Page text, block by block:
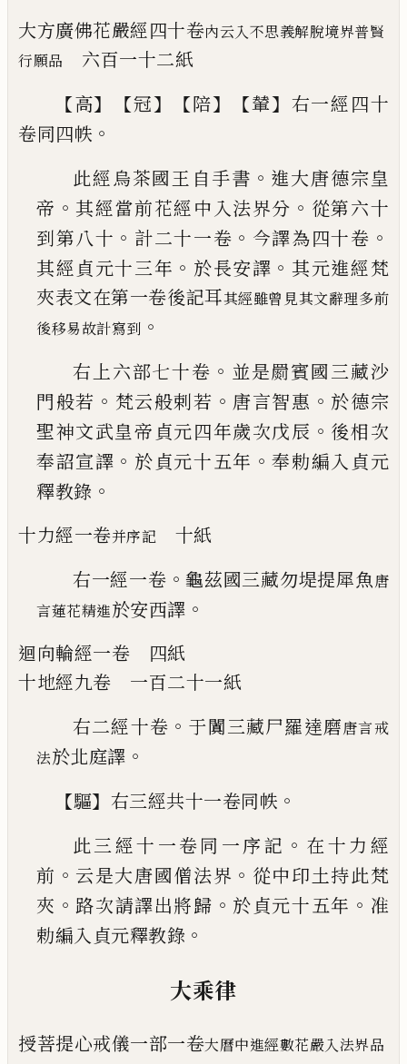
大方廣佛花嚴經四十卷內云入不思義解脫境界普賢
行願品
六百一十二紙
【高】【冠】【陪】【輦】 右一經四十
卷同四帙 。
此經烏茶國王自手書 。 進大唐德宗皇
帝 。其經當前花經中入法界分 。 從第六十
到第八十 。 計二十一卷 。 今譯為四十卷 。
其經 貞元十三年 。 於長安譯 。其元進經梵
夾表文在第一卷後記耳其經雖曾見其文辭理多前
後移易故計寫到 。
右上六部七十卷 。 並是罽賓國三藏沙
門般若 。 梵云般剌若 。 唐言智惠 。 於德宗
聖神文武皇帝貞元四年歲次戊辰 。 後相次
奉詔宣譯 。 於貞元十五年 。奉勅編入貞元
釋教錄 。
十力經一卷并序記
十紙
右一經一卷 。龜茲國三藏勿堤提犀魚唐
言蓮花精進於安西譯 。
迴向輪經一卷 四紙
十地經九卷 一百二十一紙
右二經十卷 。 于闐三藏尸羅達磨唐言戒
法於北庭譯 。
【驅】 右三經共十一卷同帙 。
此三經十一卷同一序記 。 在十力經
前 。 云是大唐國僧法界 。 從中印土持此梵
夾 。路次請譯出將歸 。 於貞元十五年 。 准
勅編入 貞元釋教錄 。
大乘律
授菩提心戒儀一部一卷大曆中進經數花嚴入法界品